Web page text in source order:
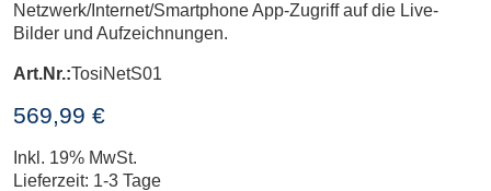
Netzwerk/Internet/Smartphone App-Zugriff auf die Live-
Bilder und Aufzeichnungen.
Art.Nr.:TosiNetS01
569,99 €
Inkl. 19% MwSt.
Lieferzeit: 1-3 Tage